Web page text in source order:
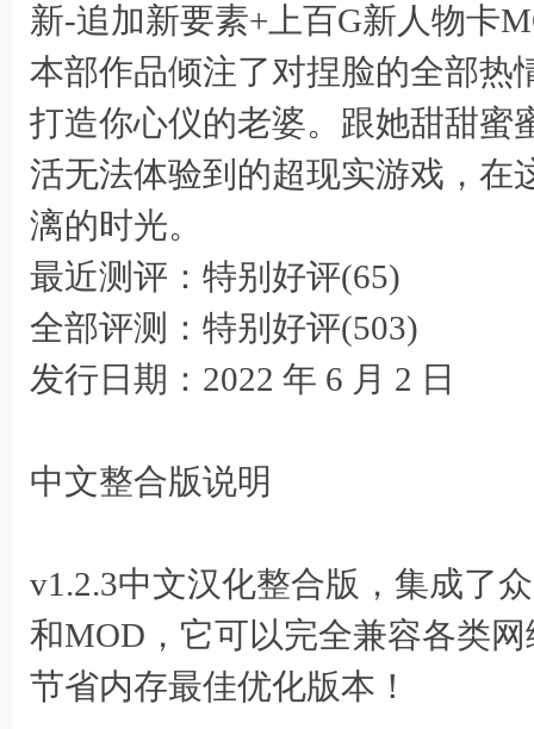
新-追加新要素+上百G新人物卡
本部作品倾注了对捏脸的全部热
打造你心仪的老婆。跟她甜甜蜜
活无法体验到的超现实游戏，在
漓的时光。
最近测评：特别好评(65)
全部评测：特别好评(503)
发行日期：2022 年 6 月 2 日
中文整合版说明
v1.2.3中文汉化整合版，集成了
和MOD，它可以完全兼容各类
节省内存最佳优化版本！